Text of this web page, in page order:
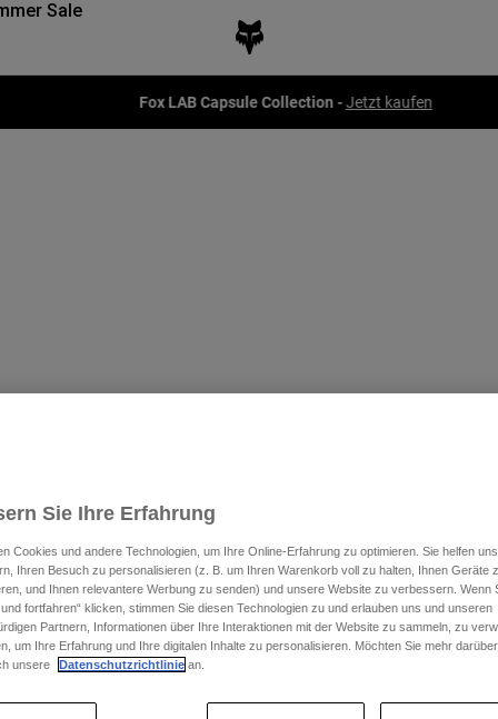
Sale
Fox LAB Capsule Collection -Jetzt kaufen
Sie Ihre Erfahrung
Cookies und andere Technologien, um Ihre Online-Erfahrung zu optimieren. Sie helfen
Ihren Besuch zu personalisieren (z. B. um Ihren Warenkorb voll zu halten, Ihnen Geräte
und Ihnen relevantere Werbung zu senden) und unsere Website zu verbessern. Wenn
und fortfahren“ klicken, stimmen Sie diesen Technologien zu und erlauben uns und unseren
Partnern, Informationen über Ihre Interaktionen mit der Website zu sammeln, zu
um Ihre Erfahrung und Ihre digitalen Inhalte zu personalisieren. Möchten Sie mehr
unsere
Datenschutzrichtlinie an.